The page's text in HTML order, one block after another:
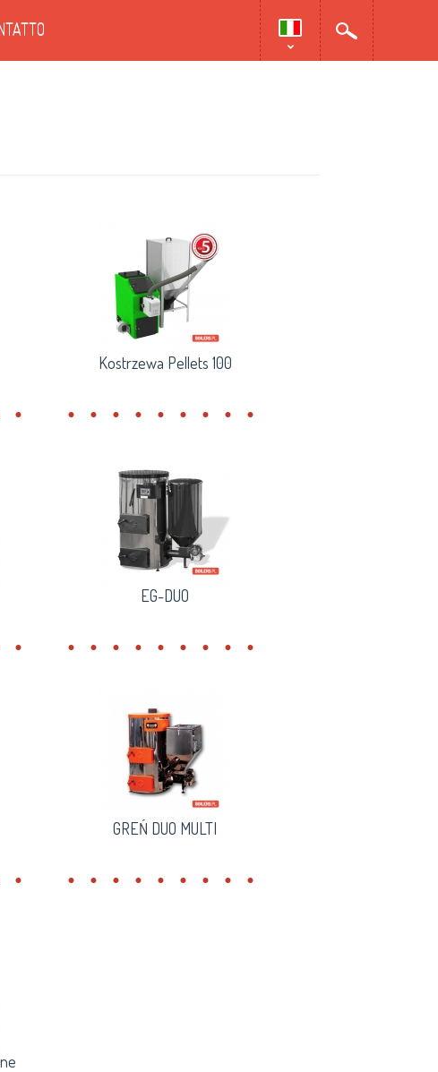
Kostrzewa Pellets 100
EG-DUO
GREŃ DUO MULTI